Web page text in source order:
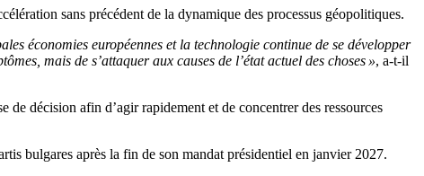
sans précédent de la dynamique des processus géopolitiques.
économies européennes et la technologie continue de se développer
mais de s’attaquer aux causes de l’état actuel des choses », a-t-il
décision afin d’agir rapidement et de concentrer des ressources
bulgares après la fin de son mandat présidentiel en janvier 2027.